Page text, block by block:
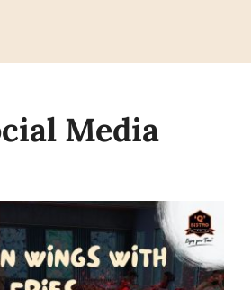
Media